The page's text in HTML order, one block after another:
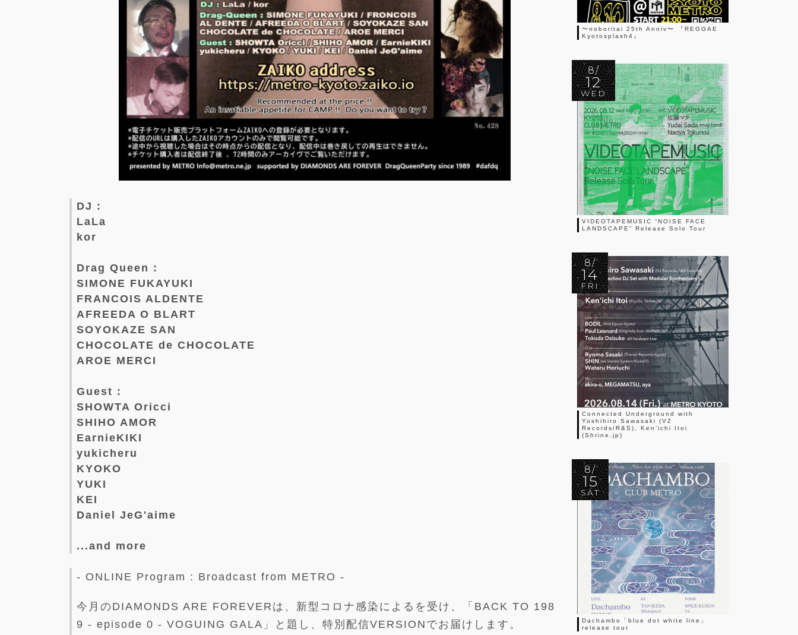
DJ :
LaLa
kor
Drag Queen :
SIMONE FUKAYUKI
FRANCOIS ALDENTE
AFREEDA O BLART
SOYOKAZE SAN
CHOCOLATE de CHOCOLATE
AROE MERCI
Guest :
SHOWTA Oricci
SHIHO AMOR
EarnieKIKI
yukicheru
KYOKO
YUKI
KEI
Daniel JeG'aime
...and more
- ONLINE Program : Broadcast from METRO -
今月のDIAMONDS ARE FOREVERは、新型コロナ感染によるを受け、「BACK TO 198
9 - episode 0 - VOGUING GALA」と題し、特別配信VERSIONでお届けします。
〜noboritai 25th Anniv〜 『REGGAE
Kyotosplash4』
8/
12
WED
VIDEOTAPEMUSIC “NOISE FACE
LANDSCAPE” Release Solo Tour
8/
14
FRI
Connected Underground with
Yoshihiro Sawasaki (V2
Records/R&S), Ken’ichi Itoi
(Shrine.jp)
8/
15
SAT
Dachambo「blue dot white line」
release tour